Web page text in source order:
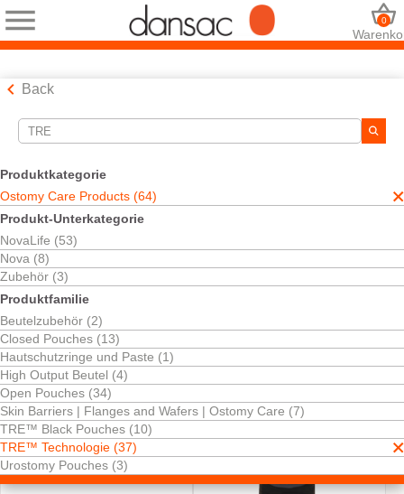
0
Back
Produktkategorie
Ostomy Care Products (64)
Produkt-Unterkategorie
NovaLife (53)
Nova (8)
Zubehör (3)
Produktfamilie
Beutelzubehör (2)
Closed Pouches (13)
Hautschutzringe und Paste (1)
High Output Beutel (4)
Open Pouches (34)
Skin Barriers | Flanges and Wafers | Ostomy Care (7)
TRE™ Black Pouches (10)
TRE™ Technologie (37)
Urostomy Pouches (3)
Suchwerkzeuge
Ihre Auswahl:
Ostomy Care Products
TRE™ Technologie
tre
Ihre Auswahl hat37Ergebnisse ergeben
Sortieren nach:
Kostenlos testen
Dansac TRE™-
Hautschutzringe
Dreifacher Schutz der Haut.